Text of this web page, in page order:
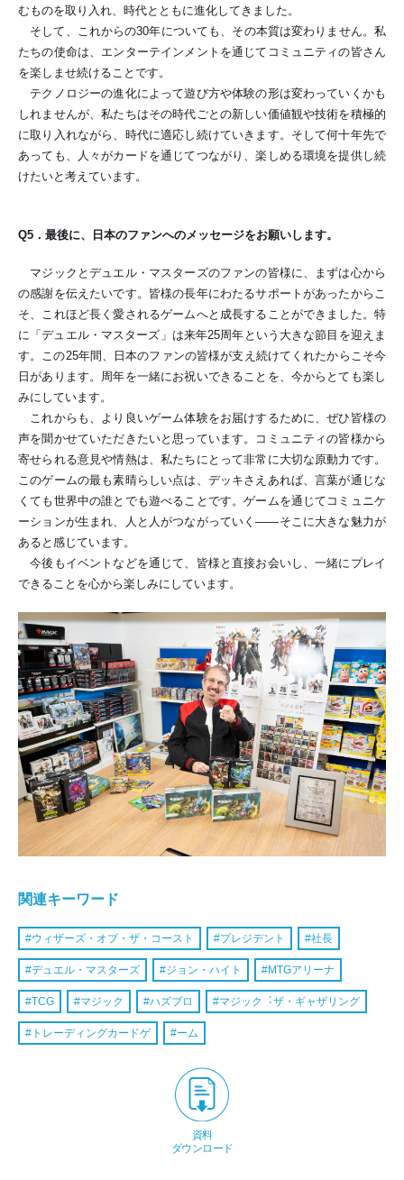
むものを取り入れ、時代とともに進化してきました。
そして、これからの30年についても、その本質は変わりません。私
たちの使命は、エンターテインメントを通じてコミュニティの皆さん
を楽しませ続けることです。
テクノロジーの進化によって遊び方や体験の形は変わっていくかも
しれませんが、私たちはその時代ごとの新しい価値観や技術を積極的
に取り入れながら、時代に適応し続けていきます。そして何十年先で
あっても、人々がカードを通じてつながり、楽しめる環境を提供し続
けたいと考えています。
Q5 ．最後に、日本のファンへのメッセージをお願いします。
マジックとデュエル・マスターズのファンの皆様に、まずは心から
の感謝を伝えたいです。皆様の長年にわたるサポートがあったからこ
そ、これほど長く愛されるゲームへと成長することができました。特
に「デュエル・マスターズ」は来年25周年という大きな節目を迎えま
す。この25年間、日本のファンの皆様が支え続けてくれたからこそ今
日があります。周年を一緒にお祝いできることを、今からとても楽し
みにしています。
これからも、より良いゲーム体験をお届けするために、ぜひ皆様の
声を聞かせていただきたいと思っています。コミュニティの皆様から
寄せられる意見や情熱は、私たちにとって非常に大切な原動力です。
このゲームの最も素晴らしい点は、デッキさえあれば、言葉が通じな
くても世界中の誰とでも遊べることです。ゲームを通じてコミュニケ
ーションが生まれ、人と人がつながっていく――そこに大きな魅力が
あると感じています。
今後もイベントなどを通じて、皆様と直接お会いし、一緒にプレイ
できることを心から楽しみにしています。
関連キーワード
ウィザーズ・オブ・ザ・コースト プレジデント 社長
デュエル・マスターズ ジョン・ハイト MTGアリーナ
TCG マジック ハズブロ マジック︓ザ・ギャザリング
トレーディングカードゲ ーム
資料
ダウンロード